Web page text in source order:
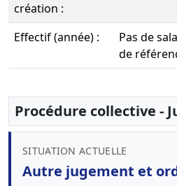
création :
Effectif (année) :
Pas de
de
Procédure collective -
SITUATION ACTUELLE
Autre jugement et